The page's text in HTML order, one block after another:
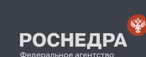
Федеральное агентство